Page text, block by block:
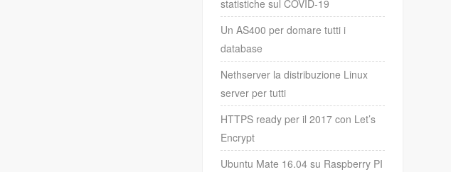
statistiche sul COVID-19
Un AS400 per domare tutti i
database
Nethserver la distribuzione Linux
server per tutti
HTTPS ready per il 2017 con Let’s
Encrypt
Ubuntu Mate 16.04 su Raspberry PI